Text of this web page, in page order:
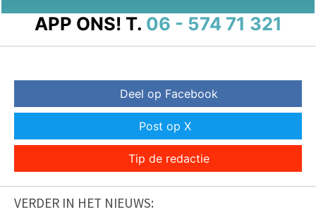
APP ONS! T. 06 - 574 71 321
Deel op Facebook
Post op X
Tip de redactie
VERDER IN HET NIEUWS: